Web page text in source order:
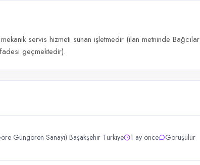
servis hizmeti sunan işletmedir (ilan metninde Bağcılar
geçmektedir).
Güngören Sanayi) Başakşehir Türkiye
1 ay önce Görüşülür